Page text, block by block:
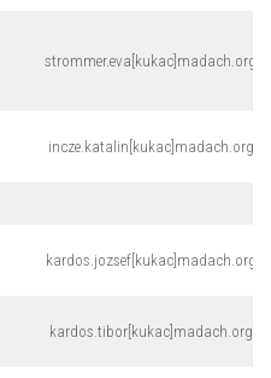
strommer.eva[kukac]madach.org
incze.katalin[kukac]madach.org
kardos.jozsef[kukac]madach.org
kardos.tibor[kukac]madach.org